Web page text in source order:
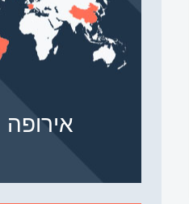
אירופה